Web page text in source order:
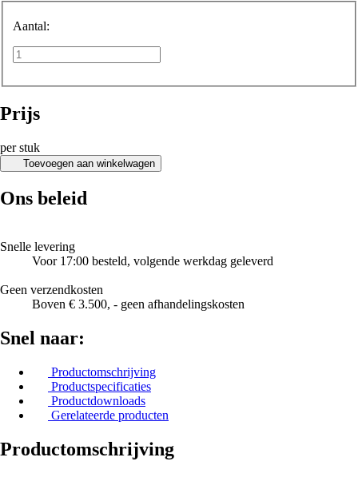
Aantal:
Prijs
per stuk
Toevoegen aan winkelwagen
Ons beleid
Snelle levering
Voor 17:00 besteld, volgende werkdag geleverd
Geen verzendkosten
Boven € 3.500, - geen afhandelingskosten
Snel naar:
Productomschrijving
Productspecificaties
Productdownloads
Gerelateerde producten
Productomschrijving